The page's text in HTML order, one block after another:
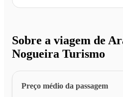
Sobre a viagem de
Nogueira Turismo
Preço médio da passagem